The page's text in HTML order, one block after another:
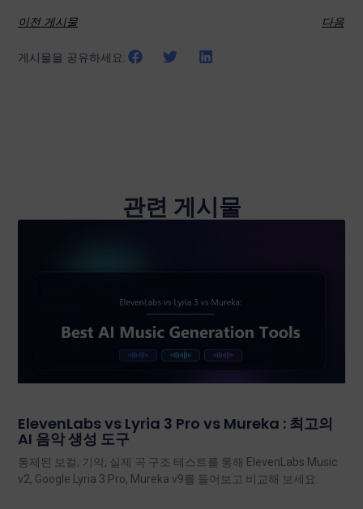
이전 게시물 다음
게시물을 공유하세요:
관련 게시물
ElevenLabs vs Lyria 3 Pro vs Mureka : 최고의
AI 음악 생성 도구
통제된 보컬, 기악, 실제 곡 구조 테스트를 통해 ElevenLabs Music
v2, Google Lyria 3 Pro, Mureka v9를 들어보고 비교해 보세요.